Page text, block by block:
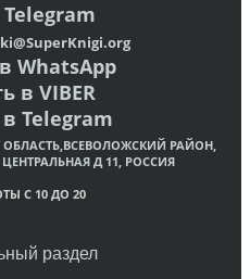
Telegram
org
WhatsApp
в VIBER
Telegram
ОБЛАСТЬ,ВСЕВОЛОЖСКИЙ РАЙОН,
Д 11, РОССИЯ
С 10 ДО 20
раздел